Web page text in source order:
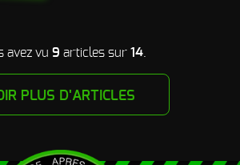
avez vu 9 articles sur 14.
PLUS D'ARTICLES